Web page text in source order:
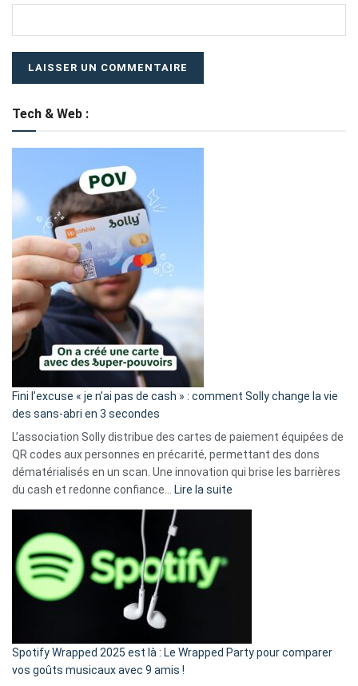
Tech & Web :
Fini l’excuse « je n’ai pas de cash » : comment Solly change la vie
des sans-abri en 3 secondes
L’association Solly distribue des cartes de paiement équipées de
QR codes aux personnes en précarité, permettant des dons
dématérialisés en un scan. Une innovation qui brise les barrières
du cash et redonne confiance… Lire la suite
»
Spotify Wrapped 2025 est là : Le Wrapped Party pour comparer
vos goûts musicaux avec 9 amis !